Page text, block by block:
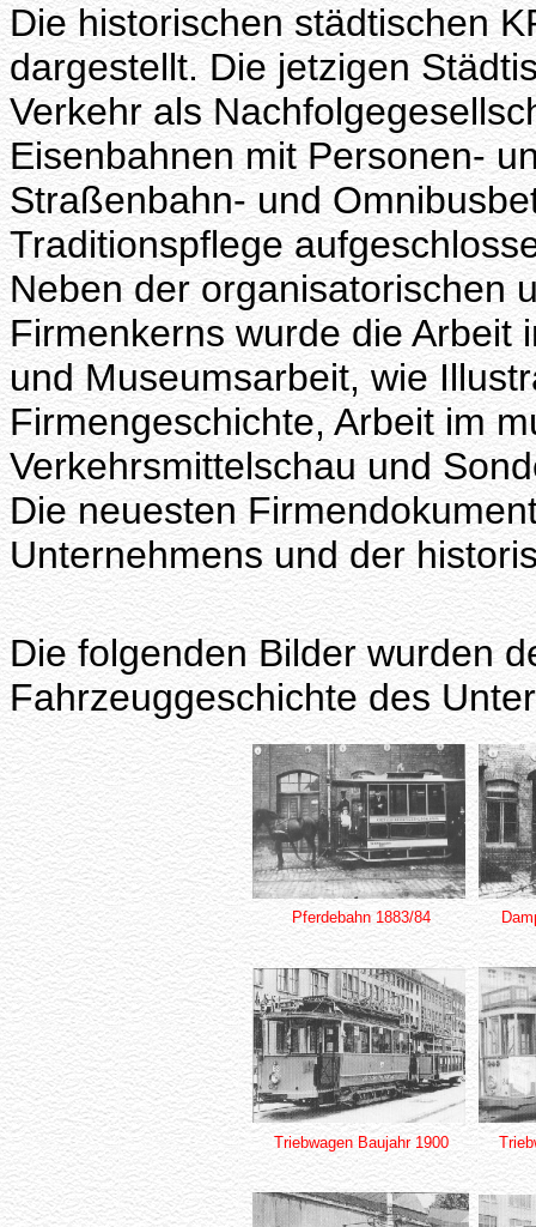
Die historischen städtischen
dargestellt. Die jetzigen
Verkehr als
Eisenbahnen mit Personen-
Straßenbahn- und
Traditionspflege
Neben der organisatorischen
Firmenkerns wurde die Arbeit
und Museumsarbeit, wie
Firmengeschichte, Arbeit im
Verkehrsmittelschau und
Die neuesten
Unternehmens und der
Die folgenden Bilder wurden
Fahrzeuggeschichte des
Pferdebahn 1883/84
Triebwagen Baujahr 1900